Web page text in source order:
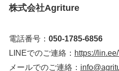
株式会社Agriture
電話番号： 050-1785-6856
LINEでのご連絡： https://
メールでのご連絡：